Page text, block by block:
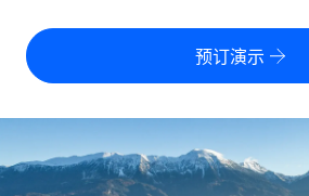
零实体成本实现全球扩张
合同工管理
美国各州浏览器
Remote 无惧对比
了解我们的竞争优势
工具与计算器
误分类风险计算工具
计算任何国家的员工总成本
定价
中文（简体）
预订演示